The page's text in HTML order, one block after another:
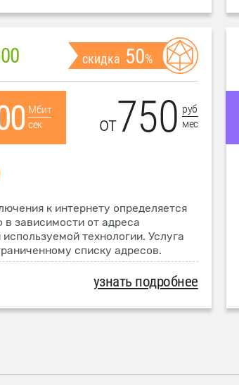
скидка 50%
Мбит
сек
от750 руб
мес
к интернету определяется
в зависимости от адреса
технологии. Услуга
списку адресов.
узнать подробнее